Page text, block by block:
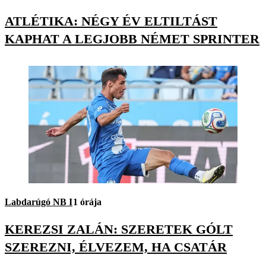
ATLÉTIKA: NÉGY ÉV ELTILTÁST
KAPHAT A LEGJOBB NÉMET SPRINTER
Labdarúgó NB I1 órája
KEREZSI ZALÁN: SZERETEK GÓLT
SZEREZNI, ÉLVEZEM, HA CSATÁR